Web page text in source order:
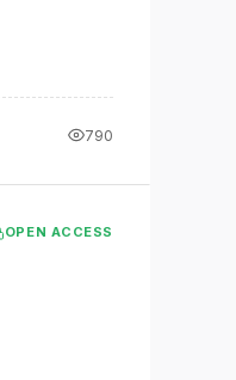
790
OPEN ACCESS